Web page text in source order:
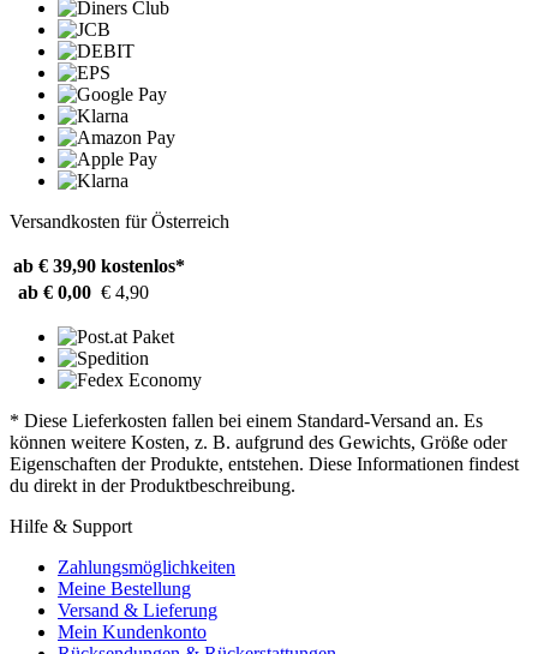
Versandkosten für Österreich
ab € 39,90 kostenlos*
ab € 0,00 € 4,90
* Diese Lieferkosten fallen bei einem Standard-Versand an. Es
können weitere Kosten, z. B. aufgrund des Gewichts, Größe oder
Eigenschaften der Produkte, entstehen. Diese Informationen findest
du direkt in der Produktbeschreibung.
Hilfe & Support
Zahlungsmöglichkeiten
Meine Bestellung
Versand & Lieferung
Mein Kundenkonto